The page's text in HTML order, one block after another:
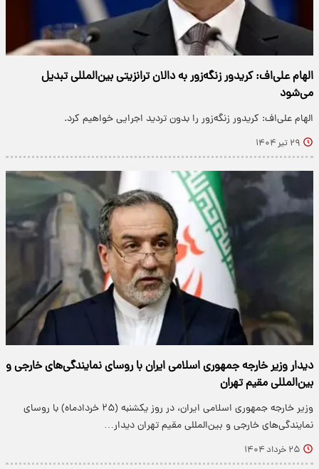
الهام علی‌اف: کریدور زنگه‌زور به دالان ترانزیتی بین‌المللی تبدیل
می‌شود
الهام علی‌اف: کریدور زنگه‌زور را بدون تردید اجرایی خواهیم کرد.
۲۹ تیر ۱۴۰۴
دیدار وزیر خارجه جمهوری اسلامی ایران با روسای نمایندگی‌های خارجی و
بین‌المللی مقیم تهران
وزیر خارجه جمهوری اسلامی ایران، در روز یکشنبه (۲۵ خردادماه) با روسای
نمایندگی‌های خارجی و بین‌المللی مقیم تهران دیدار…
۲۵ خرداد ۱۴۰۴